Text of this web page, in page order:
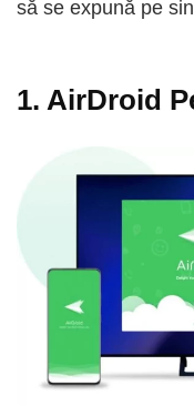
să se expună pe
1. AirDroid